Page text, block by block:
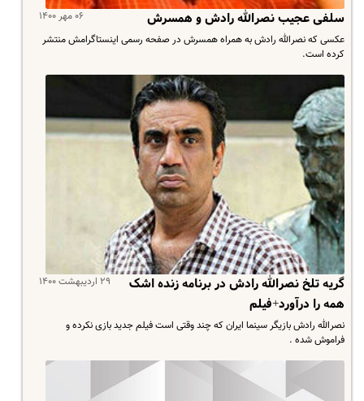
۰۶ مهر ۱۴۰۰ سلفی عجیب نصرالله رادش و همسرش
عکسی که نصرالله رادش به همراه همسرش در صفحه رسمی اینستاگرامش منتشر
کرده است.
۲۹ اردیبهشت ۱۴۰۰
گریه تلخ نصرالله رادش در برنامه زنده اشک
همه را درآورد+فیلم
نصرالله رادش بازیگر سینما ایران که چند وقتی است فیلم جدید بازی نکرده و
فراموش شده .